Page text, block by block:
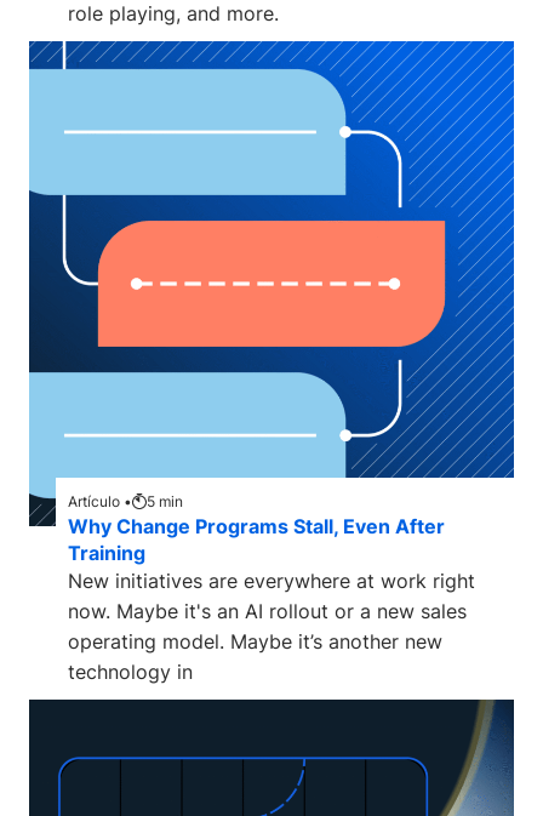
role playing, and more.
Artículo • 5 min
Why Change Programs Stall, Even After
Training
New initiatives are everywhere at work right
now. Maybe it's an AI rollout or a new sales
operating model. Maybe it’s another new
technology in